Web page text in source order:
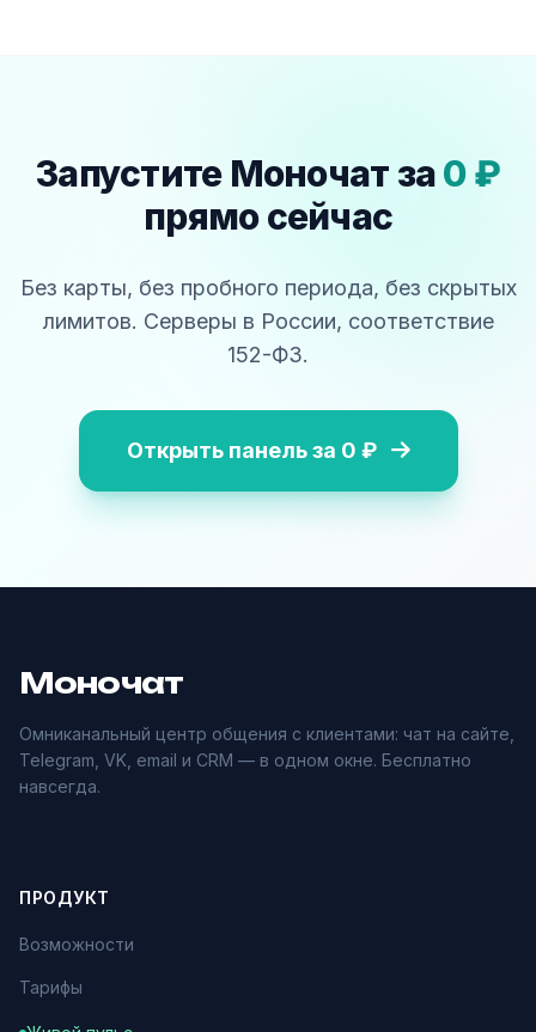
Запустите Моночат за0 ₽
прямо сейчас
Без карты, без пробного периода, без скрытых
лимитов. Серверы в России, соответствие
152-ФЗ.
Открыть панель за 0 ₽
Моночат
Омниканальный центр общения с клиентами: чат на сайте,
Telegram, VK, email и CRM — в одном окне. Бесплатно
навсегда.
ПРОДУКТ
Возможности
Тарифы